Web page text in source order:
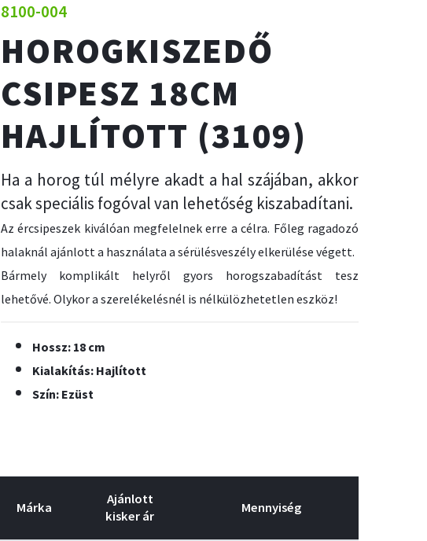
8100-004
HOROGKISZEDŐ
CSIPESZ 18CM
HAJLÍTOTT (3109)
Ha a horog túl mélyre akadt a hal szájában, akkor
csak speciális fogóval van lehetőség kiszabadítani.
Az ércsipeszek kiválóan megfelelnek erre a célra. Főleg ragadozó
halaknál ajánlott a használata a sérülésveszély elkerülése végett.
Bármely komplikált helyről gyors horogszabadítást tesz
lehetővé. Olykor a szerelékelésnél is nélkülözhetetlen eszköz!
Hossz: 18 cm
Kialakítás: Hajlított
Szín: Ezüst
Márka
Ajánlott
kisker ár
Mennyiség